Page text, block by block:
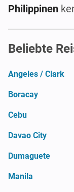
Philippinen
Beliebte
Angeles / Clark
Boracay
Cebu
Davao City
Dumaguete
Manila